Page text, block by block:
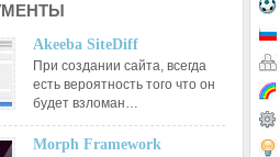
Akeeba SiteDiff
При создании сайта, всегда
есть вероятность того что он
будет взломан…
Morph Framework